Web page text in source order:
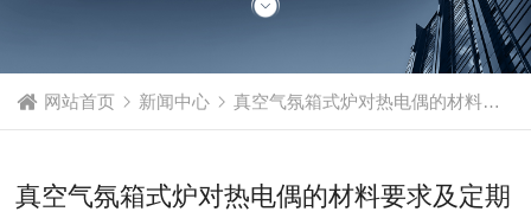
网站首页 新闻中心 真空气氛箱式炉对热电偶的材料要求及定期检查
真空气氛箱式炉对热电偶的材料要求及定期